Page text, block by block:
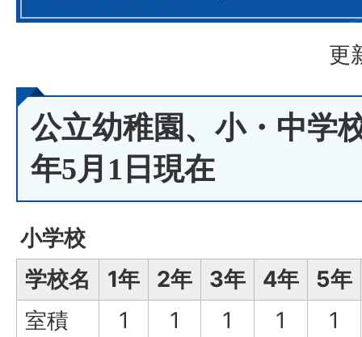
更
公立幼稚園、小・中学
年5月1日現在
小学校
学校名
1年 2年 3年 4年
5年
室積
1 1 1 1
1